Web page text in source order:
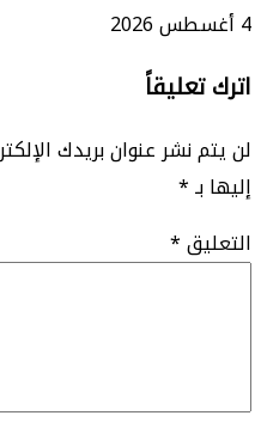
4 أغسطس 2026
اترك تعليقاً
لن يتم نشر عنوان بريدك
إليها بـ*
التعليق*